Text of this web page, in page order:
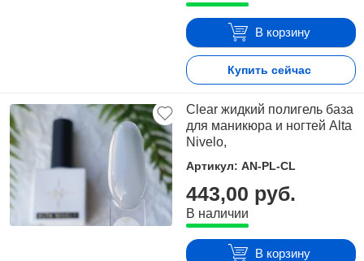
В корзину
Купить сейчас
Clear жидкий полигель база
для маникюра и ногтей Alta
Nivelo,
Артикул: AN-PL-CL
443,00 руб.
В наличии
В корзину